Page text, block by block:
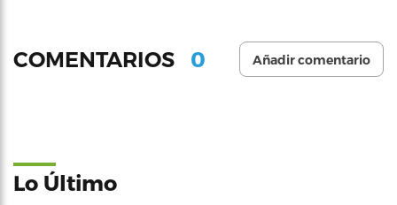
COMENTARIOS 0 Añadir comentario
Lo Último